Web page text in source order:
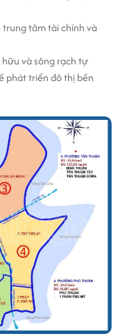
trung tâm tài chính và
và sông rạch tự
phát triển đô thị bền